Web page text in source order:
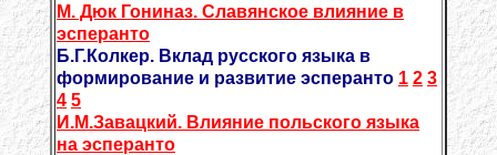
М. Дюк Гониназ. Славянское влияние в
эсперанто
Б.Г.Колкер. Вклад русского языка в
формирование и развитие эсперанто 1 2 3
4 5
И.М.Завацкий. Влияние польского языка
на эсперанто